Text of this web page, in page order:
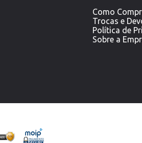
Como
Trocas e
Política de
Sobre a